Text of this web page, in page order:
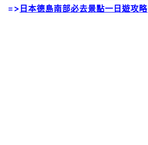
=> 日本德島南部必去景點一日遊攻略